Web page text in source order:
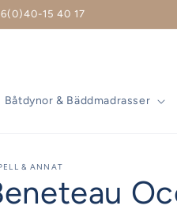
15 40 17
Båtdynor & Bäddmadrasser
& ANNAT